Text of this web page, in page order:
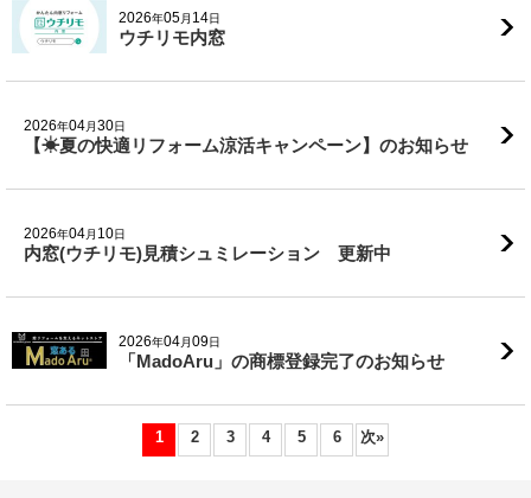
2026年05月 14日
ウチリモ内窓
2026年04月30日
【☀夏の快適リフォーム涼活キャンペーン】のお知らせ
2026年04月 10日
内窓(ウチリモ)見積シュミレーション 更新中
2026年04月09日
「MadoAru」の商標登録完了のお知らせ
1 2 3 4 5 6 次»